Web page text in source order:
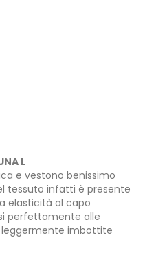
L
e vestono benissimo
tessuto infatti è presente
elasticità al capo
perfettamente alle
imbottite